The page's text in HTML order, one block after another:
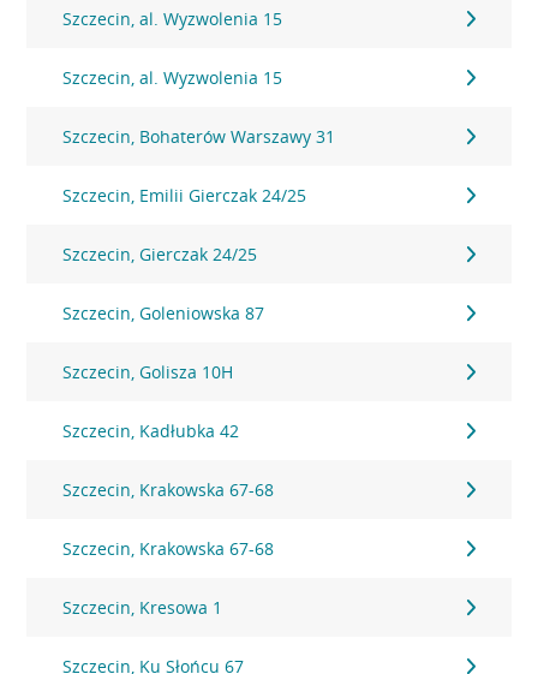
Szczecin, al. Wyzwolenia 15
Szczecin, al. Wyzwolenia 15
Szczecin, Bohaterów Warszawy 31
Szczecin, Emilii Gierczak 24/25
Szczecin, Gierczak 24/25
Szczecin, Goleniowska 87
Szczecin, Golisza 10H
Szczecin, Kadłubka 42
Szczecin, Krakowska 67-68
Szczecin, Krakowska 67-68
Szczecin, Kresowa 1
Szczecin, Ku Słońcu 67